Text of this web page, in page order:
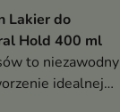
Lakier do
Hold 400 ml
to niezawodny
idealnej